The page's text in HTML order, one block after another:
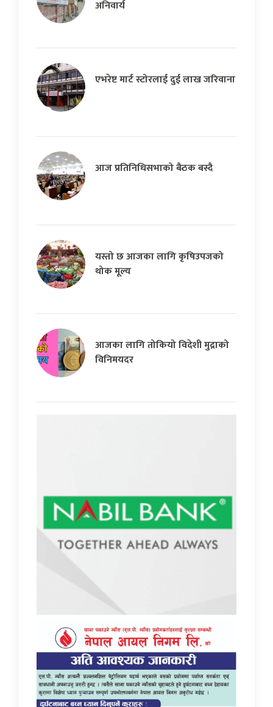
अनिवार्य
एभरेष्ट मार्ट स्टोरलाई दुई लाख जरिवाना
आज प्रतिनिधिसभाको बैठक बस्दै
यस्तो छ आजका लागि कृषिउपजको
थोक मूल्य
आजका लागि तोकियो विदेशी मुद्राको
विनिमयदर